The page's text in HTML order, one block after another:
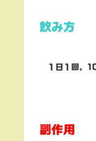
飲み方
１日１回、
副作用